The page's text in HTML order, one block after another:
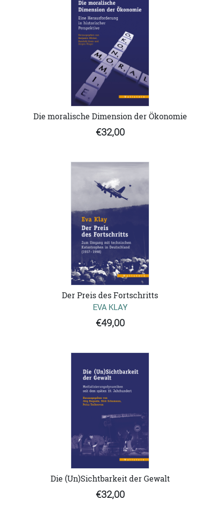
Die moralische Dimension der Ökonomie
€32,00
Der Preis des Fortschritts
EVA KLAY
€49,00
Die (Un)Sichtbarkeit der Gewalt
€32,00